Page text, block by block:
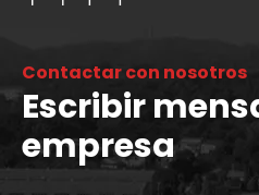
Contactar con nosotros
Escribir
empresa